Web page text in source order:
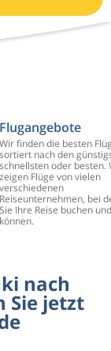
Flugangebote
Wir finden die besten
sortiert nach den
schnellsten oder besten.
zeigen Flüge von vielen
verschiedenen
Reiseunternehmen, bei
Sie Ihre Reise buchen
können.
nach
Sie jetzt